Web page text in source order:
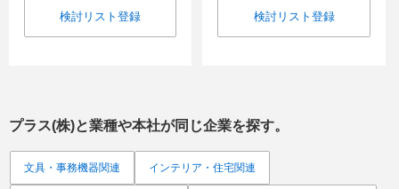
検討リスト登録 検討リスト登録
プラス(株)と業種や本社が同じ企業を探す。
文具・事務機器関連 インテリア・住宅関連